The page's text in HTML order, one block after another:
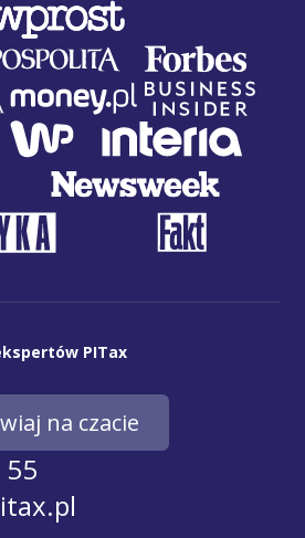
PITax
na czacie